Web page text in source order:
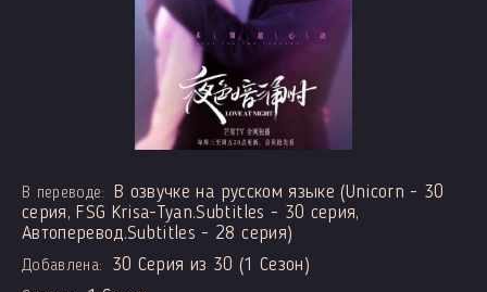
В переводе:
В озвучке на русском языке (Unicorn - 30
серия, FSG Krisa-Tyan.Subtitles - 30 серия,
Автоперевод.Subtitles - 28 серия)
Добавлена: 30 Серия из 30 (1 Сезон)